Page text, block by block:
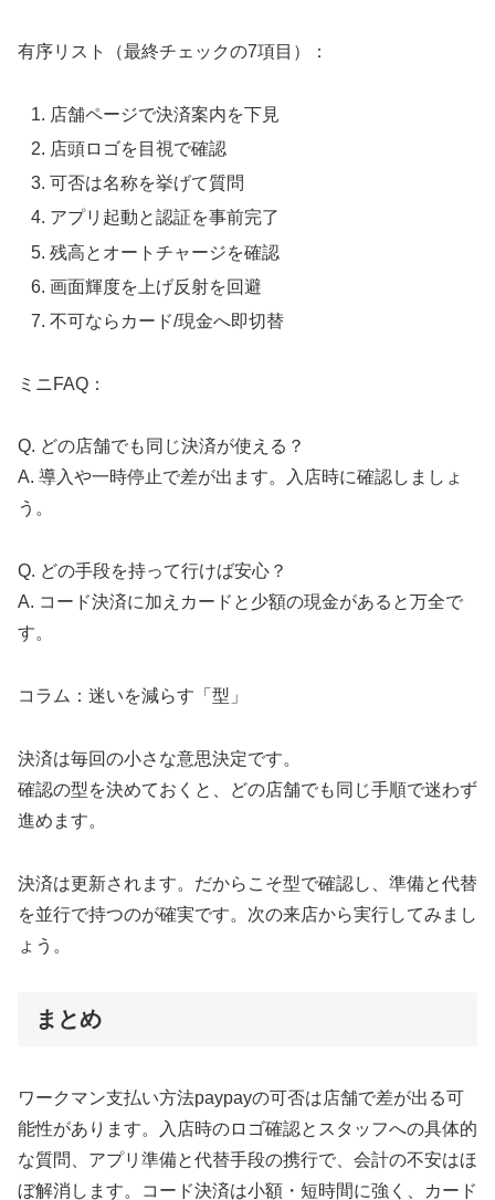
有序リスト（最終チェックの7項目）：
店舗ページで決済案内を下見
店頭ロゴを目視で確認
可否は名称を挙げて質問
アプリ起動と認証を事前完了
残高とオートチャージを確認
画面輝度を上げ反射を回避
不可ならカード/現金へ即切替
ミニFAQ：
Q. どの店舗でも同じ決済が使える？
A. 導入や一時停止で差が出ます。入店時に確認しましょ
う。
Q. どの手段を持って行けば安心？
A. コード決済に加えカードと少額の現金があると万全で
す。
コラム：迷いを減らす「型」
決済は毎回の小さな意思決定です。
確認の型を決めておくと、どの店舗でも同じ手順で迷わず
進めます。
決済は更新されます。だからこそ型で確認し、準備と代替
を並行で持つのが確実です。次の来店から実行してみまし
ょう。
まとめ
ワークマン支払い方法paypayの可否は店舗で差が出る可
能性があります。入店時のロゴ確認とスタッフへの具体的
な質問、アプリ準備と代替手段の携行で、会計の不安はほ
ぼ解消します。コード決済は小額・短時間に強く、カード